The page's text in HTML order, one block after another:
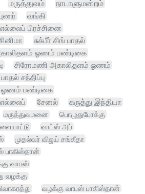
மருத்துவம்
நாடாளுமன்றம்
வங்கி
பிரச்சினை
சுக்பீா் சிங் பாதல்
ஓணம் பண்டிகை
சிரோமணி அகாலிதளம் ஓணம்
சந்திப்பு
ஓணம் பண்டிகை
சேனல் கருத்து இந்தியா
மருத்துவமனை
பொழுதுபோக்கு
வாட்ஸ் அப்
முதல்வர் விஜய் சங்கீதா
பாகிஸ்தான்
வாபஸ்
வழக்கு
வழக்கு வாபஸ் பாகிஸ்தான்